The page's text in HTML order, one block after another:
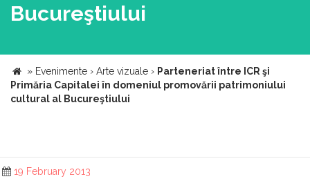
Bucureştiului
» Evenimente › Arte vizuale › Parteneriat între ICR şi
Primăria Capitalei în domeniul promovării patrimoniului
cultural al Bucureştiului
19 February 2013